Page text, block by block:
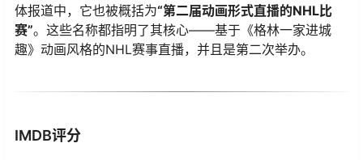
体报道中，它也被概括为​​“第二届动画形式直播的NHL比
赛”​​。这些名称都指明了其核心——基于《格林一家进城
趣》动画风格的NHL赛事直播，并且是第二次举办。
IMDB评分